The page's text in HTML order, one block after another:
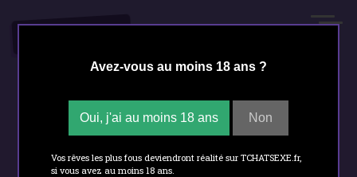
Avez-vous au moins 18 ans ?
Oui, j'ai au moins 18 ans Non
Vos rêves les plus fous deviendront réalité sur TCHATSEXE.fr,
si vous avez au moins 18 ans.